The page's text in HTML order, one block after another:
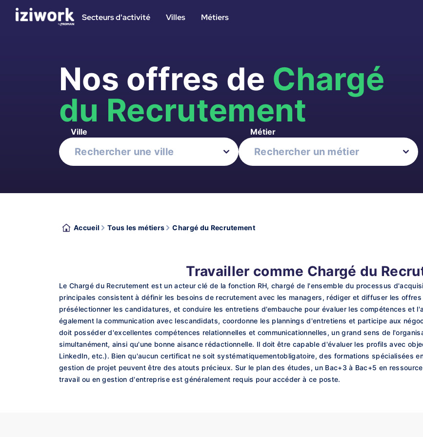
Secteurs d'activité Villes Métiers
Nos offres de Chargé
du Recrutement
Ville Métier
Accueil Tous les métiers Chargé du Recrutement
Travailler comme Chargé du
Le Chargé du Recrutement est un acteur clé de la fonction RH, chargé de l'ensemble du processus
principales consistent à définir les besoins de recrutement avec les managers, rédiger et diffuser les
présélectionner les candidatures, et conduire les entretiens d'embauche pour évaluer les compétences et
également la communication avec lescandidats, coordonne les plannings d'entretiens et participe aux
doit posséder d'excellentes compétences relationnelles et communicationnelles, un grand sens de
simultanément, ainsi qu'une bonne aisance rédactionnelle. Il doit être capable d'évaluer les profils avec
LinkedIn, etc.). Bien qu'aucun certificat ne soit systématiquementobligatoire, des formations spécialisées
gestion de projet peuvent être des atouts précieux. Sur le plan des études, un Bac+3 à Bac+5 en
travail ou en gestion d'entreprise est généralement requis pour accéder à ce poste.